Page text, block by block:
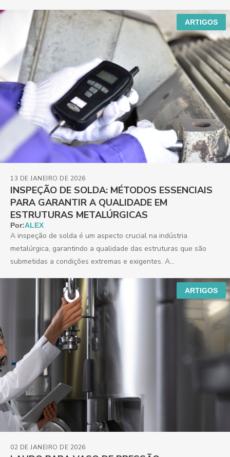
ARTIGOS
INSPEÇÃO DE SOLDA: MÉTODOS ESSENCIAIS
PARA GARANTIR A QUALIDADE EM
ESTRUTURAS METALÚRGICAS
13 DE JANEIRO DE 2026
Por:ALEX
A inspeção de solda é um aspecto crucial na indústria
metalúrgica, garantindo a qualidade das estruturas que são
submetidas a condições extremas e exigentes. A...
ARTIGOS
02 DE JANEIRO DE 2026